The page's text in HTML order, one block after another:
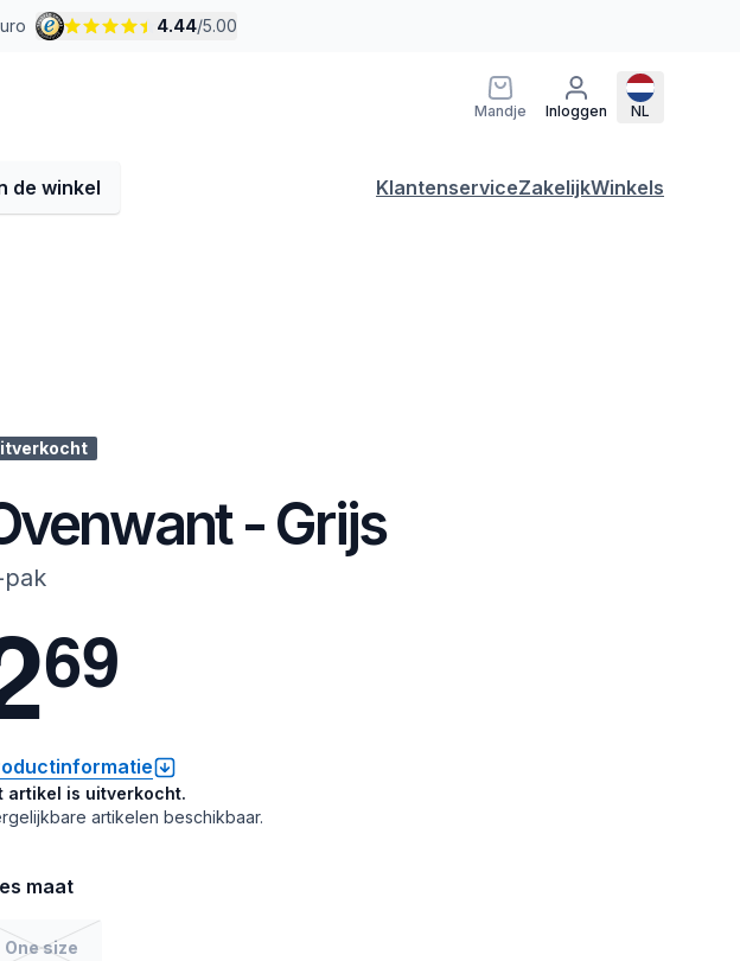
4.44/5.00
Mandje Inloggen NL
de winkel KlantenserviceZakelijkWinkels
- Grijs
69
artikel is uitverkocht.
artikelen beschikbaar.
maat
One size